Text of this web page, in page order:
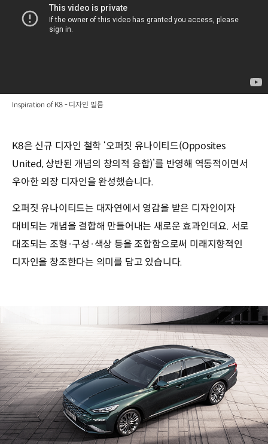
Inspiration of K8 - 디자인 필름
K8은 신규 디자인 철학 ‘오퍼짓 유나이티드(Opposites
United, 상반된 개념의 창의적 융합)’를 반영해 역동적이면서
우아한 외장 디자인을 완성했습니다.
오퍼짓 유나이티드는 대자연에서 영감을 받은 디자인이자
대비되는 개념을 결합해 만들어내는 새로운 효과인데요. 서로
대조되는 조형·구성·색상 등을 조합함으로써 미래지향적인
디자인을 창조한다는 의미를 담고 있습니다.